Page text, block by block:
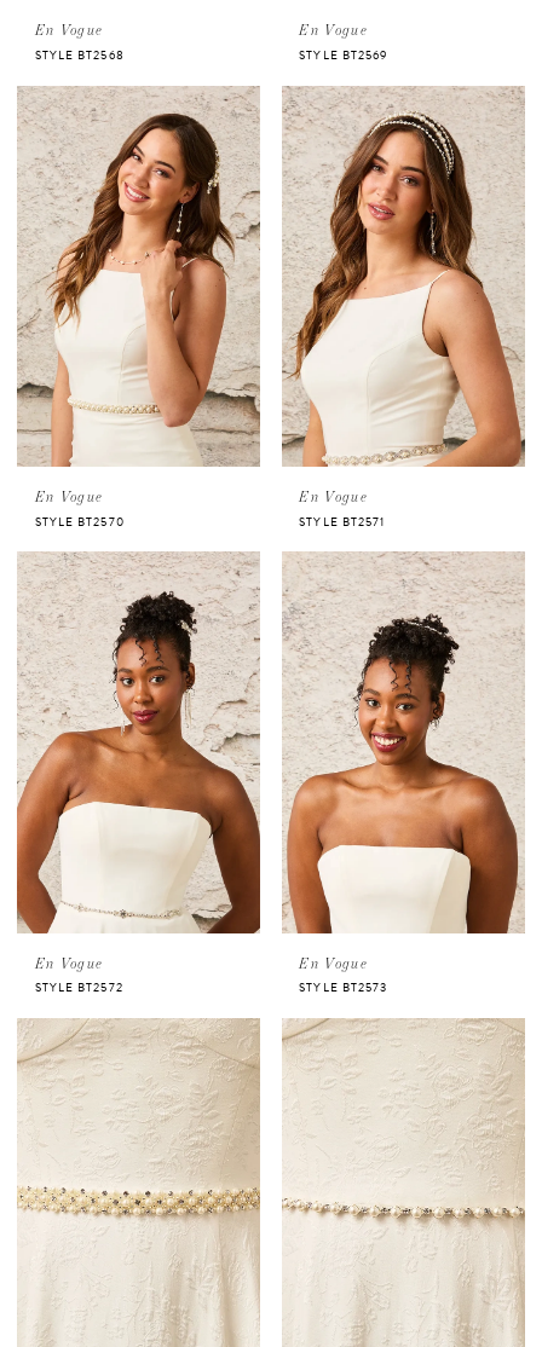
En Vogue
STYLE BT2568
En Vogue
STYLE BT2569
En Vogue
STYLE BT2570
En Vogue
STYLE BT2571
En Vogue
STYLE BT2572
En Vogue
STYLE BT2573